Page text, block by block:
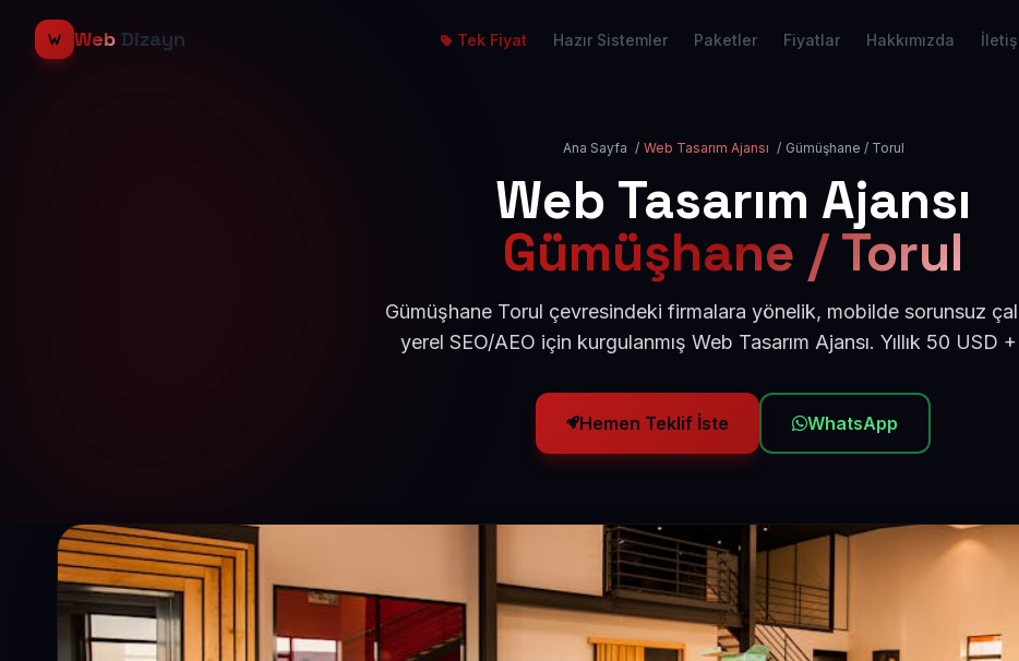
Web Dizayn Tek Fiyat Hazır Sistemler Paketler Fiyatlar Hakkımızda
Ana Sayfa / Web Tasarım Ajansı / Gümüşhane / Torul
Web Tasarım Ajansı
Gümüşhane / Torul
Gümüşhane Torul çevresindeki firmalara yönelik, mobilde sorunsuz
yerel SEO/AEO için kurgulanmış Web Tasarım Ajansı. Yıllık 50 USD
Hemen Teklif İste WhatsApp